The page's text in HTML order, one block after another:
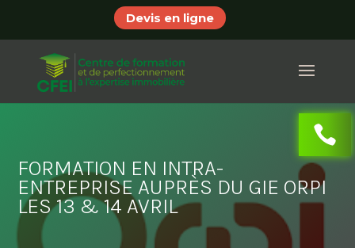
Devis en ligne
FORMATION EN INTRA-
ENTREPRISE AUPRÈS DU GIE ORPI
LES 13 & 14 AVRIL